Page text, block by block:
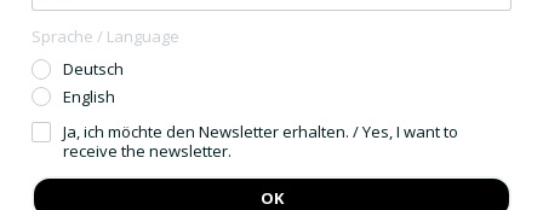
Sprache / Language
Deutsch
English
Ja, ich möchte den Newsletter erhalten. / Yes, I want to
receive the newsletter.
OK